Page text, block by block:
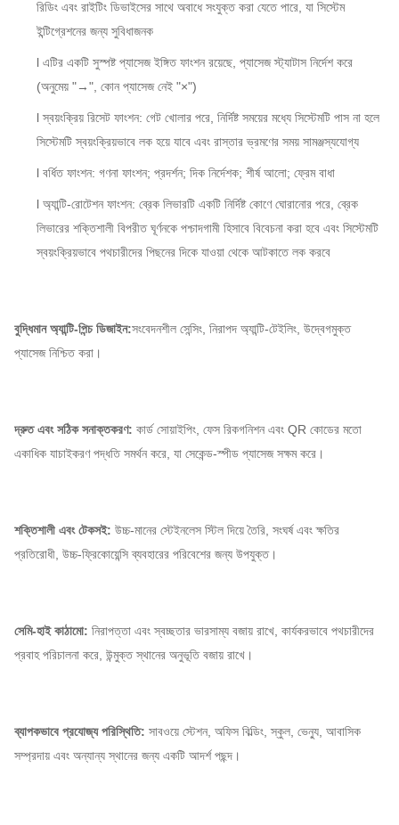
রিডিং এবং রাইটিং ডিভাইসের সাথে অবাধে সংযুক্ত করা যেতে পারে, যা সিস্টেম
ইন্টিগ্রেশনের জন্য সুবিধাজনক
l এটির একটি সুস্পষ্ট প্যাসেজ ইঙ্গিত ফাংশন রয়েছে, প্যাসেজ স্ট্যাটাস নির্দেশ করে
(অনুমেয় "→", কোন প্যাসেজ নেই "×")
l স্বয়ংক্রিয় রিসেট ফাংশন: গেট খোলার পরে, নির্দিষ্ট সময়ের মধ্যে সিস্টেমটি পাস না হলে
সিস্টেমটি স্বয়ংক্রিয়ভাবে লক হয়ে যাবে এবং রাস্তার ভ্রমণের সময় সামঞ্জস্যযোগ্য
l বর্ধিত ফাংশন: গণনা ফাংশন; প্রদর্শন; দিক নির্দেশক; শীর্ষ আলো; ফ্রেম বাধা
l অ্যান্টি-রোটেশন ফাংশন: ব্রেক লিভারটি একটি নির্দিষ্ট কোণে ঘোরানোর পরে, ব্রেক
লিভারের শক্তিশালী বিপরীত ঘূর্ণনকে পশ্চাদগামী হিসাবে বিবেচনা করা হবে এবং সিস্টেমটি
স্বয়ংক্রিয়ভাবে পথচারীদের পিছনের দিকে যাওয়া থেকে আটকাতে লক করবে
বুদ্ধিমান অ্যান্টি-পিন্চ ডিজাইন:সংবেদনশীল সেন্সিং, নিরাপদ অ্যান্টি-টেইলিং, উদ্বেগমুক্ত
প্যাসেজ নিশ্চিত করা।
দ্রুত এবং সঠিক সনাক্তকরণ: কার্ড সোয়াইপিং, ফেস রিকগনিশন এবং QR কোডের মতো
একাধিক যাচাইকরণ পদ্ধতি সমর্থন করে, যা সেকেন্ড-স্পীড প্যাসেজ সক্ষম করে।
শক্তিশালী এবং টেকসই: উচ্চ-মানের স্টেইনলেস স্টিল দিয়ে তৈরি, সংঘর্ষ এবং ক্ষতির
প্রতিরোধী, উচ্চ-ফ্রিকোয়েন্সি ব্যবহারের পরিবেশের জন্য উপযুক্ত।
সেমি-হাই কাঠামো: নিরাপত্তা এবং স্বচ্ছতার ভারসাম্য বজায় রাখে, কার্যকরভাবে পথচারীদের
প্রবাহ পরিচালনা করে, উন্মুক্ত স্থানের অনুভূতি বজায় রাখে।
ব্যাপকভাবে প্রযোজ্য পরিস্থিতি: সাবওয়ে স্টেশন, অফিস বিল্ডিং, স্কুল, ভেন্যু, আবাসিক
সম্প্রদায় এবং অন্যান্য স্থানের জন্য একটি আদর্শ পছন্দ।